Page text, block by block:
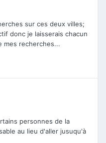
sur ces deux villes;
donc je laisserais chacun
mes recherches...
personnes de la
au lieu d'aller jusuqu'à